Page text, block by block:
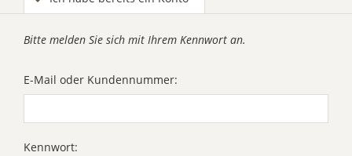
Bitte melden Sie sich mit Ihrem Kennwort an.
E-Mail oder Kundennummer:
Kennwort: